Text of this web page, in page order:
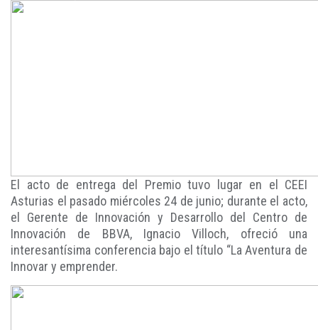
El acto de entrega del Premio tuvo lugar en el CEEI
Asturias el pasado miércoles 24 de junio; durante el acto,
el Gerente de Innovación y Desarrollo del Centro de
Innovación de BBVA, Ignacio Villoch, ofreció una
interesantísima conferencia bajo el título “La Aventura de
Innovar y emprender.